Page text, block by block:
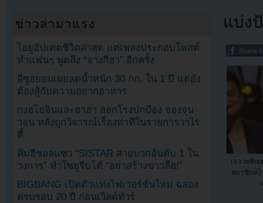
แบ่ง
เจวายพีเ
สมาชิกทไ
ข่าวล่ามาแรง
ไอยูอัปเดตชีวิตล่าสุด แต่เพลงประกอบโพสต์
ทำแฟนๆ พูดถึง “จางกีฮา” อีกครั้ง
อีซูฮยอนเผยลดน้ำหนัก 30 กก. ใน 1 ปี แต่ยัง
ต้องสู้กับความอยากอาหาร
กงฮโยจินและฮาฮ่า ออกโรงปกป้อง จองจุน
วอน หลังถูกวิจารณ์เรื่องท่าทีในรายการวาไร
ตี้
คิมฮีชอลแซว “SISTAR สายบวกอันดับ 1 ใน
วงการ” ทำโซยูรีบโต้ “อย่าสร้างข่าวลือ!”
BIGBANG เปิดตัวแท่งไฟเวอร์ชั่นใหม่ ฉลอง
ครบรอบ 20 ปี ก่อนเวิลด์ทัวร์